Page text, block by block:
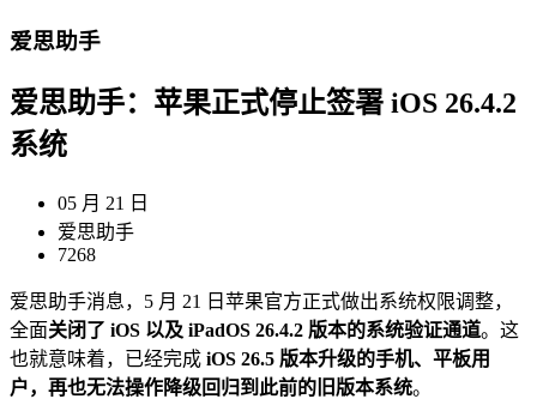
爱思助手
爱思助手：苹果正式停止签署 iOS 26.4.2
系统
05 月 21 日
爱思助手
7268
爱思助手消息，5 月 21 日苹果官方正式做出系统权限调整，
全面关闭了 iOS 以及 iPadOS 26.4.2 版本的系统验证通道。这
也就意味着，已经完成 iOS 26.5 版本升级的手机、平板用
户，再也无法操作降级回归到此前的旧版本系统。